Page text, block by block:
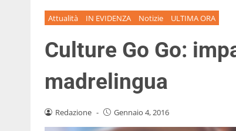
Attualità IN EVIDENZA Notizie ULTIMA ORA
Culture Go Go:
madrelingua
Redazione - Gennaio 4, 2016